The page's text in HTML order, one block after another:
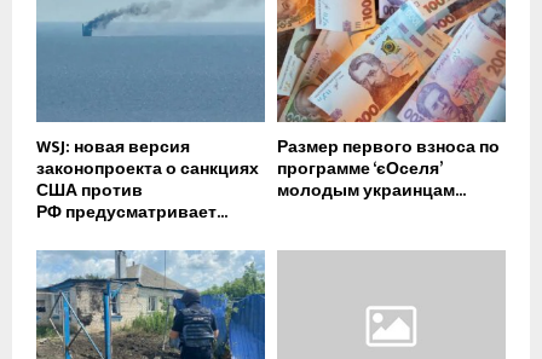
WSJ: новая версия
законопроекта о санкциях
США против
РФ предусматривает...
Размер первого взноса по
программе ‘єОселя’
молодым украинцам...